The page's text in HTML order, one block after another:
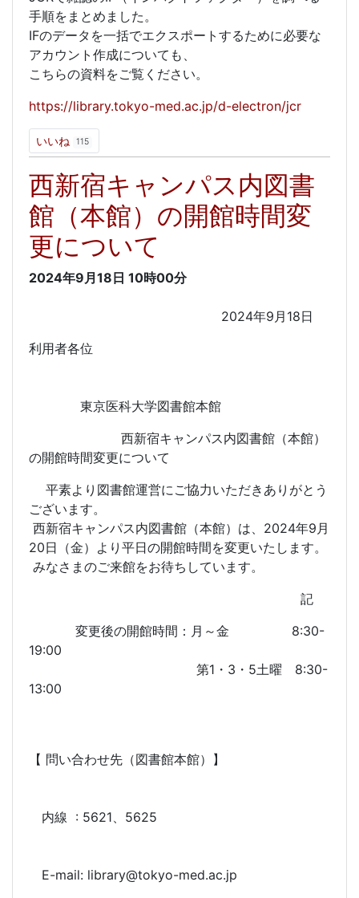
手順をまとめました。
IFのデータを一括でエクスポートするために必要な
アカウント作成についても、
こちらの資料をご覧ください。
https://library.tokyo-med.ac.jp/d-electron/jcr
いいね 115
西新宿キャンパス内図書
館（本館）の開館時間変
更について
2024年9月18日 10時00分
2024年9月18日
利用者各位
東京医科大学図書館本館
西新宿キャンパス内図書館（本館）
の開館時間変更について
平素より図書館運営にご協力いただきありがとう
ございます。
西新宿キャンパス内図書館（本館）は、2024年9月
20日（金）より平日の開館時間を変更いたします。
みなさまのご来館をお待ちしています。
記
変更後の開館時間：月～金 8:30-
19:00
第1・3・5土曜 8:30-
13:00
【 問い合わせ先（図書館本館）】
内線 : 5621、5625
E-mail: library@tokyo-med.ac.jp